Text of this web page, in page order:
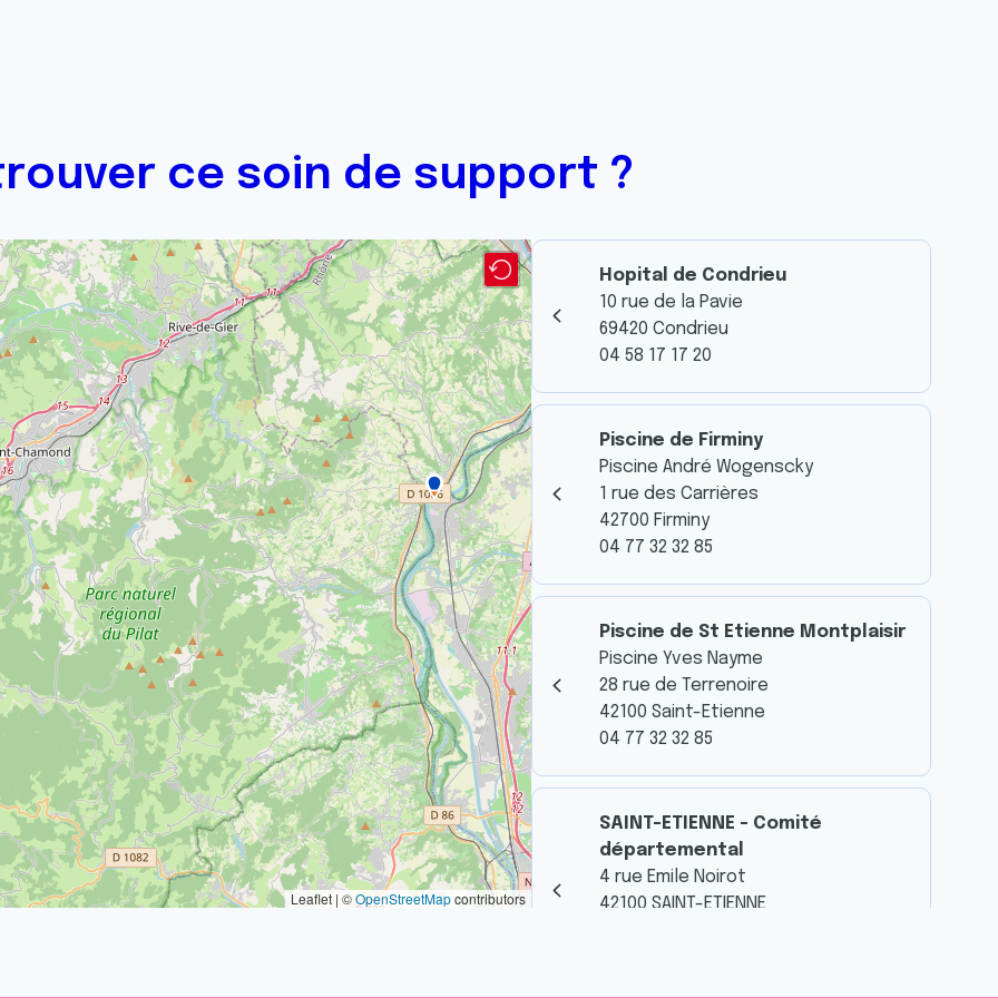
ce soin de support ?
Leaflet | ©OpenStreetMapcontributors
Hopital de Condrieu
10 rue de la Pavie
69420 Condrieu
04 58 17 17 20
Piscine de Firminy
Piscine André Wogenscky
1 rue des Carrières
42700 Firminy
04 77 32 32 85
Piscine de St Etienne Montplaisir
Piscine Yves Nayme
28 rue de Terrenoire
42100 Saint-Etienne
04 77 32 32 85
SAINT-ETIENNE - Comité
départemental
4 rue Emile Noirot
42100 SAINT-ETIENNE